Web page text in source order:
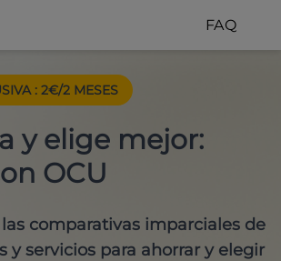
FAQ
: 2€/2 MESES
y elige mejor:
OCU
comparativas imparciales de
y servicios para ahorrar y elegir